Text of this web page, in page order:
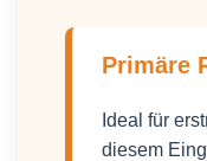
Primäre
Ideal für
diesem